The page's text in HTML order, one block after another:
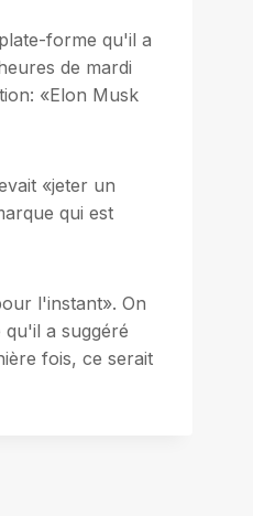
forme qu'il a
de mardi
«Elon Musk
«jeter un
qui est
l'instant». On
a suggéré
fois, ce serait